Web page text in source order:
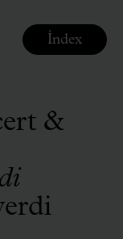
&
Índex